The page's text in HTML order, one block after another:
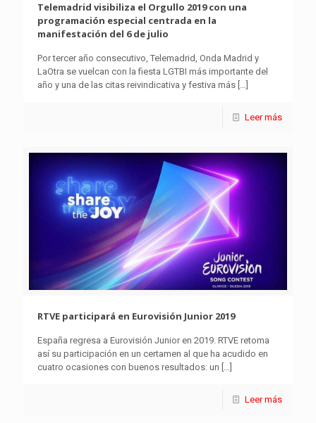
Telemadrid visibiliza el Orgullo 2019 con una
programación especial centrada en la
manifestación del 6 de julio
Por tercer año consecutivo, Telemadrid, Onda Madrid y
LaOtra se vuelcan con la fiesta LGTBI más importante del
año y una de las citas reivindicativa y festiva más […]
Leer más
RTVE participará en Eurovisión Junior 2019
España regresa a Eurovisión Junior en 2019. RTVE retoma
así su participación en un certamen al que ha acudido en
cuatro ocasiones con buenos resultados: un […]
Leer más